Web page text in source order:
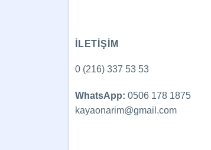
İLETİŞİM
0 (216) 337 53 53
WhatsApp: 0506 178 1875
kayaonarim@gmail.com